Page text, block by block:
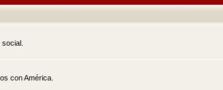
con América.